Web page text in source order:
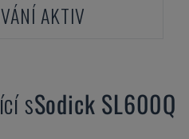
AKTIV
sSodick SL600Q